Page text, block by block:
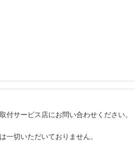
サービス店にお問い合わせください。
一切いただいておりません。